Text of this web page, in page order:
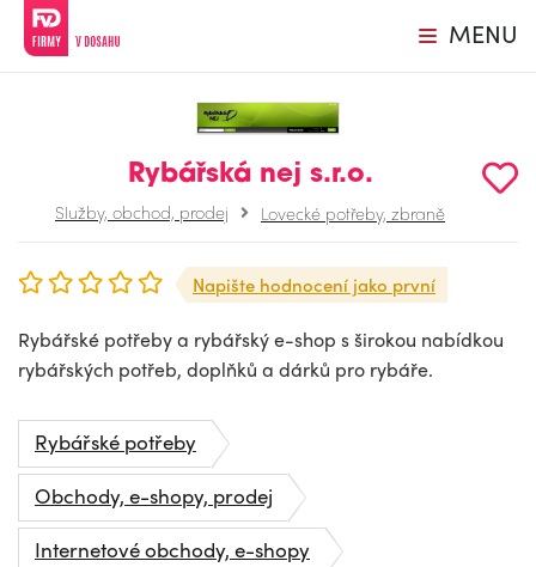
MENU
Rybářská nej s.r.o.
Služby, obchod, prodej Lovecké potřeby, zbraně
Napište hodnocení jako první
Rybářské potřeby a rybářský e-shop s širokou nabídkou
rybářských potřeb, doplňků a dárků pro rybáře.
Rybářské potřeby
Obchody, e-shopy, prodej
Internetové obchody, e-shopy